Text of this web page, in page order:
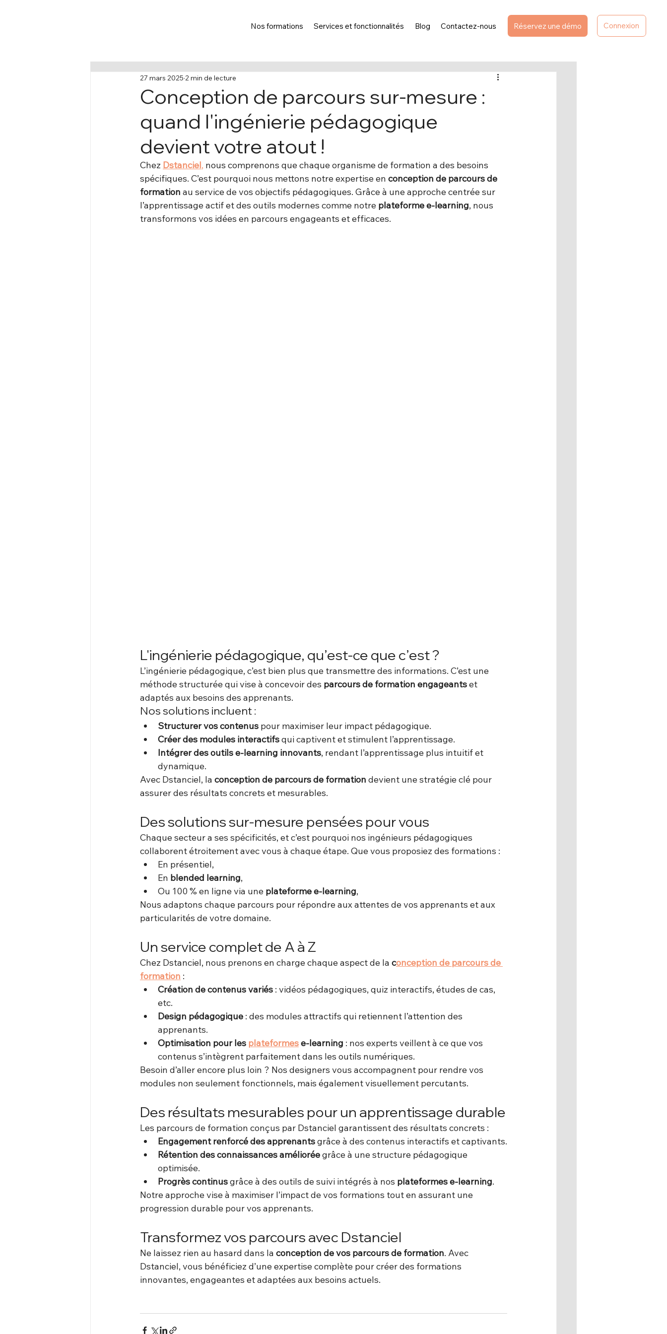
Nos formations Services et fonctionnalités Blog Contactez-nous Réservez une démo Connexion
Conception de parcours sur-mesure :
quand l'ingénierie pédagogique
devient votre atout !
27 mars 2025 2 min de lecture
Chez Dstanciel, nous comprenons que chaque organisme de formation a des besoins
spécifiques. C’est pourquoi nous mettons notre expertise en conception de parcours de
formation au service de vos objectifs pédagogiques. Grâce à une approche centrée sur
l’apprentissage actif et des outils modernes comme notre plateforme e-learning, nous
transformons vos idées en parcours engageants et efficaces.
L'ingénierie pédagogique, qu’est-ce que c’est ?
L’ingénierie pédagogique, c’est bien plus que transmettre des informations. C’est une
méthode structurée qui vise à concevoir des parcours de formation engageants et
adaptés aux besoins des apprenants.
Nos solutions incluent :
Structurer vos contenus pour maximiser leur impact pédagogique.
Créer des modules interactifs qui captivent et stimulent l’apprentissage.
Intégrer des outils e-learning innovants, rendant l’apprentissage plus intuitif et
dynamique.
Avec Dstanciel, la conception de parcours de formation devient une stratégie clé pour
assurer des résultats concrets et mesurables.
Des solutions sur-mesure pensées pour vous
Chaque secteur a ses spécificités, et c’est pourquoi nos ingénieurs pédagogiques
collaborent étroitement avec vous à chaque étape. Que vous proposiez des formations :
En présentiel,
En blended learning,
Ou 100 % en ligne via une plateforme e-learning,
Nous adaptons chaque parcours pour répondre aux attentes de vos apprenants et aux
particularités de votre domaine.
Un service complet de A à Z
Chez Dstanciel, nous prenons en charge chaque aspect de la conception de parcours de
formation :
Création de contenus variés : vidéos pédagogiques, quiz interactifs, études de cas,
etc.
Design pédagogique : des modules attractifs qui retiennent l’attention des
apprenants.
Optimisation pour les plateformes e-learning : nos experts veillent à ce que vos
contenus s’intègrent parfaitement dans les outils numériques.
Besoin d’aller encore plus loin ? Nos designers vous accompagnent pour rendre vos
modules non seulement fonctionnels, mais également visuellement percutants.
Des résultats mesurables pour un apprentissage durable
Les parcours de formation conçus par Dstanciel garantissent des résultats concrets :
Engagement renforcé des apprenants grâce à des contenus interactifs et captivants.
Rétention des connaissances améliorée grâce à une structure pédagogique
optimisée.
Progrès continus grâce à des outils de suivi intégrés à nos plateformes e-learning.
Notre approche vise à maximiser l’impact de vos formations tout en assurant une
progression durable pour vos apprenants.
Transformez vos parcours avec Dstanciel
Ne laissez rien au hasard dans la conception de vos parcours de formation. Avec
Dstanciel, vous bénéficiez d’une expertise complète pour créer des formations
innovantes, engageantes et adaptées aux besoins actuels.